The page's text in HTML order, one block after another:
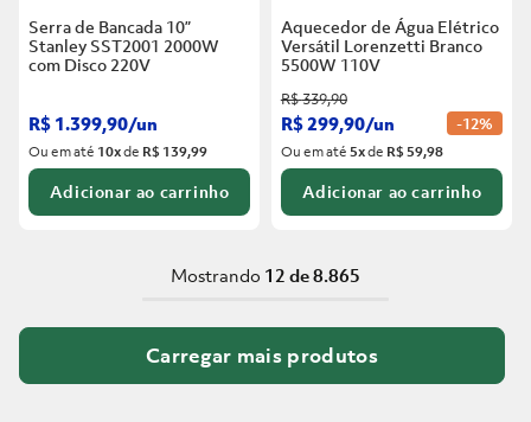
Serra de Bancada 10”
Stanley SST2001 2000W
com Disco 220V
R$ 1.399,90/un
Ou em até 10xde R$ 139,99
Adicionar ao carrinho
Aquecedor de Água Elétrico
Versátil Lorenzetti Branco
5500W 110V
R$339,90
R$299,90/un -12%
Ou em até5xde R$ 59,98
Adicionar ao carrinho
Mostrando 12 de 8.865